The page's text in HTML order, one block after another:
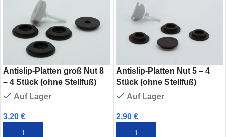
Antislip-Platten groß Nut 8
– 4 Stück (ohne Stellfuß)
Auf Lager
3,20 €
IN DEN WARENKORB
Antislip-Platten Nut 5 – 4
Stück (ohne Stellfuß)
Auf Lager
2,90 €
IN DEN WARENKORB